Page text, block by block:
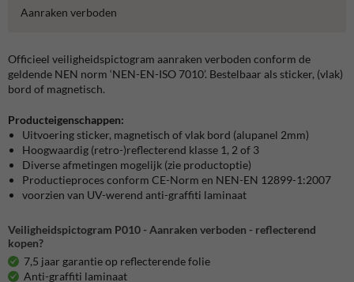
Aanraken verboden
Officieel veiligheidspictogram aanraken verboden conform de
geldende NEN norm ‘NEN-EN-ISO 7010’. Bestelbaar als sticker, (vlak)
bord of magnetisch.
Producteigenschappen:
Uitvoering sticker, magnetisch of vlak bord (alupanel 2mm)
Hoogwaardig (retro-)reflecterend klasse 1, 2 of 3
Diverse afmetingen mogelijk (zie productoptie)
Productieproces conform CE-Norm en NEN-EN 12899-1:2007
voorzien van UV-werend anti-graffiti laminaat
Veiligheidspictogram P010 - Aanraken verboden - reflecterend
kopen?
7,5 jaar garantie op reflecterende folie
Anti-graffiti laminaat